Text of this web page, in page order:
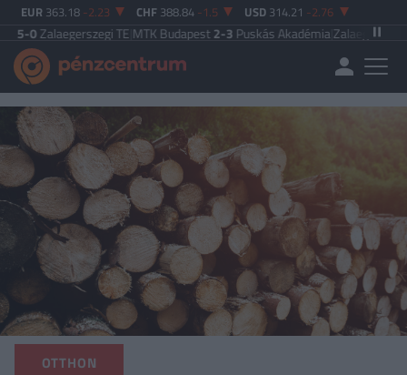
EUR 363.18 -2.23 CHF 388.84 -1.5 USD 314.21 -2.76
Zalaegerszegi TE|MTK Budapest2-3Puskás Akadémia|Zalaegerszegi TE
OTTHON